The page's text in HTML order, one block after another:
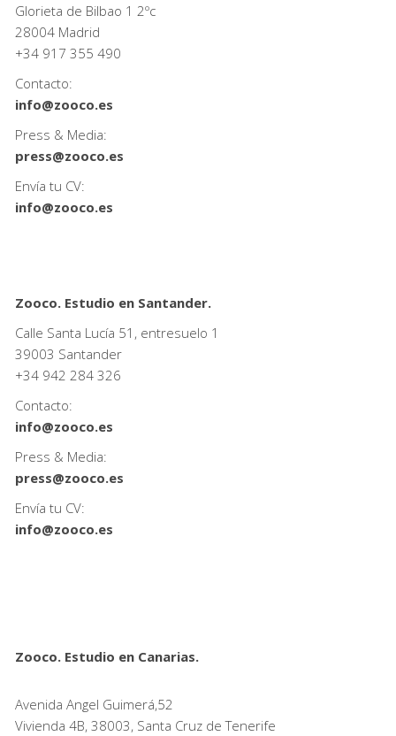
Glorieta de Bilbao 1 2ºc
28004 Madrid
+34 917 355 490
Contacto:
info@zooco.es
Press & Media:
press@zooco.es
Envía tu CV:
info@zooco.es
Zooco. Estudio en Santander.
Calle Santa Lucía 51, entresuelo 1
39003 Santander
+34 942 284 326
Contacto:
info@zooco.es
Press & Media:
press@zooco.es
Envía tu CV:
info@zooco.es
Zooco. Estudio en Canarias.
Avenida Angel Guimerá,52
Vivienda 4B, 38003, Santa Cruz de Tenerife